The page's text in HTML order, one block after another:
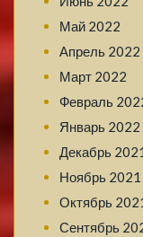
Май 2022
Апрель 2022
Март 2022
Февраль
Январь 2022
Декабрь
Ноябрь 2021
Октябрь
Сентябрь